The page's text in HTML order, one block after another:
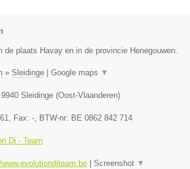
de plaats Havay en in de provincie Henegouwen.
» Sleidinge Google maps ▼
9940 Sleidinge (Oost-Vlaanderen)
, Fax: -, BTW-nr: BE 0862 842 714
Dj - Team
Screenshot ▼